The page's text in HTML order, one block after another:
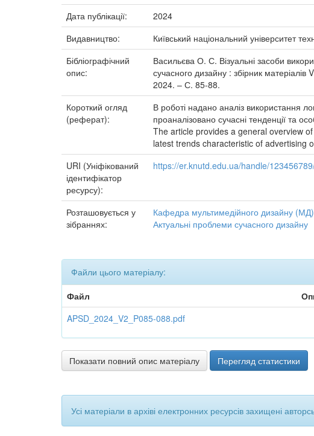
Дата публікації:
2024
Видавництво:
Київський національний університет
Бібліографічний
опис:
Васильєва О. С. Візуальні засоби
сучасного дизайну : збірник
2024. – С. 85-88.
Короткий огляд
(реферат):
В роботі надано аналіз використання
проаналізовано сучасні тенденції та
The article provides a general overview
latest trends characteristic of advertising
URI (Уніфікований
ідентифікатор
ресурсу):
https://er.knutd.edu.ua/handle/
Розташовується у
зібраннях:
Кафедра мультимедійного дизайну (МД)
Актуальні проблеми сучасного дизайну
Файли цього матеріалу:
Файл
APSD_2024_V2_P085-088.pdf
Показати повний опис матеріалу Перегляд статистики
Усі матеріали в архіві електронних ресурсів захищені